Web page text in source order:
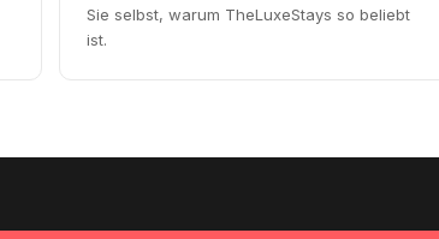
Sie selbst, warum TheLuxeStays so beliebt
ist.